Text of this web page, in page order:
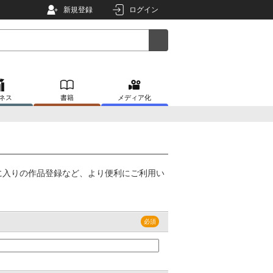
新規登録 ログイン
ス 書籍 メディア化
りの作品登録など、より便利にご利用い